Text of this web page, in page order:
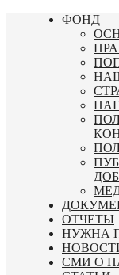
Перейти
ФОНД
ОТЧЕТЫ
НУЖНА
СМИ О